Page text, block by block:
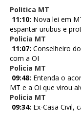
Politica MT
11:10: Nova lei em
espantar urubus e
Policia MT
11:07: Conselheiro
com a OI
Policia MT
09:48: Entenda o
MT e a Oi que virou
Policia MT
09:34: Ex-Casa Civil,